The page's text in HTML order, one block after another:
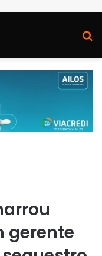
gerente